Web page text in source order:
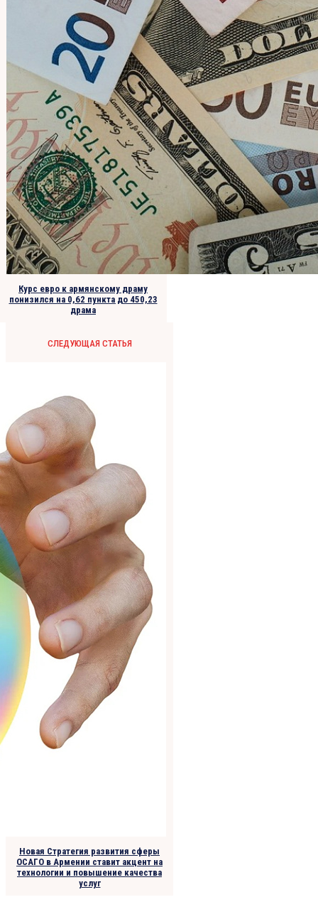
Курс евро к армянскому драму
понизился на 0,62 пункта до 450,23
драма
СЛЕДУЮЩАЯ СТАТЬЯ
Новая Стратегия развития сферы
ОСАГО в Армении ставит акцент на
технологии и повышение качества
услуг